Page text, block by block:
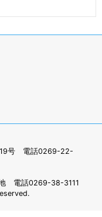
19号 電話0269-22-
電話0269-38-3111